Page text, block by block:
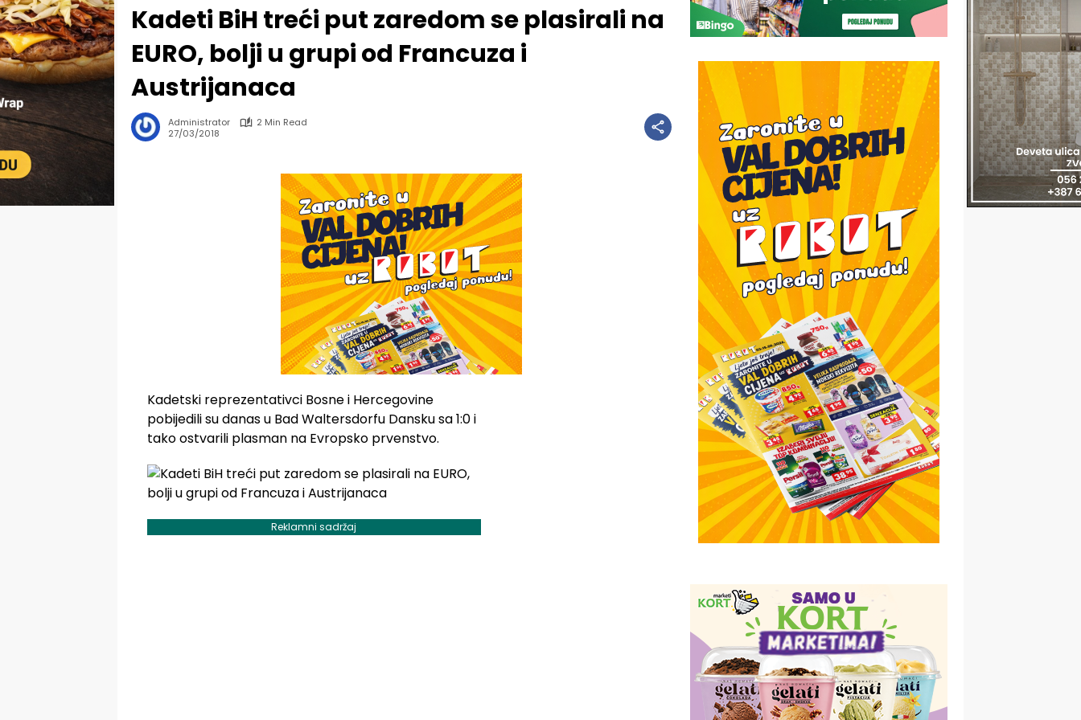
Kadeti BiH treći put zaredom se plasirali na
EURO, bolji u grupi od Francuza i
Austrijanaca
Administrator
2 Min Read
27/03/2018
Kadetski reprezentativci Bosne i Hercegovine
pobijedili su danas u Bad Waltersdorfu Dansku sa 1:0 i
tako ostvarili plasman na Evropsko prvenstvo.
Reklamni sadržaj